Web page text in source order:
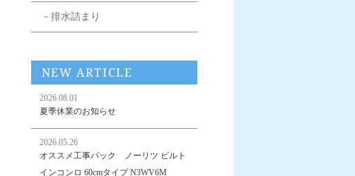
－排水詰まり
NEW ARTICLE
2026.08.01
夏季休業のお知らせ
2026.05.26
オススメ工事パック ノーリツ ビルト
インコンロ 60cmタイプ N3WV6M